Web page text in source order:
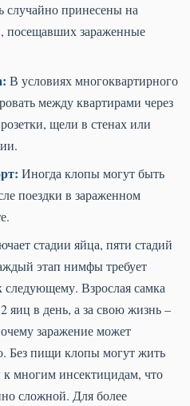
принесены на
посещавших зараженные
В условиях многоквартирного
между квартирами через
щели в стенах или
Иногда клопы могут быть
поездки в зараженном
стадии яйца, пяти стадий
этап нимфы требует
следующему. Взрослая самка
яиц в день, а за свою жизнь –
заражение может
Без пищи клопы могут жить
многим инсектицидам, что
сложной. Для более